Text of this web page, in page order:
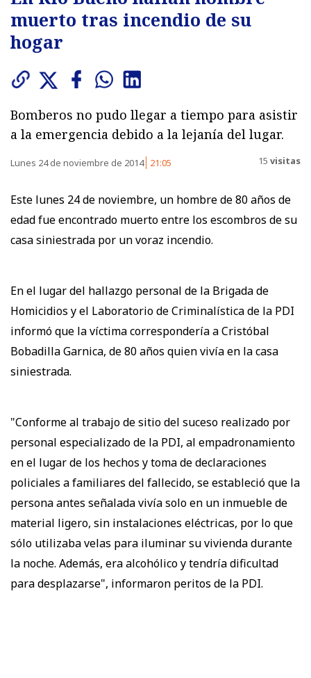
muerto tras incendio de su
hogar
Bomberos no pudo llegar a tiempo para asistir
a la emergencia debido a la lejanía del lugar.
Lunes 24 de noviembre de 2014 21:05 15 visitas
Este lunes 24 de noviembre, un hombre de 80 años de
edad fue encontrado muerto entre los escombros de su
casa siniestrada por un voraz incendio.
En el lugar del hallazgo personal de la Brigada de
Homicidios y el Laboratorio de Criminalística de la PDI
informó que la víctima correspondería a Cristóbal
Bobadilla Garnica, de 80 años quien vivía en la casa
siniestrada.
"Conforme al trabajo de sitio del suceso realizado por
personal especializado de la PDI, al empadronamiento
en el lugar de los hechos y toma de declaraciones
policiales a familiares del fallecido, se estableció que la
persona antes señalada vivía solo en un inmueble de
material ligero, sin instalaciones eléctricas, por lo que
sólo utilizaba velas para iluminar su vivienda durante
la noche. Además, era alcohólico y tendría dificultad
para desplazarse", informaron peritos de la PDI.